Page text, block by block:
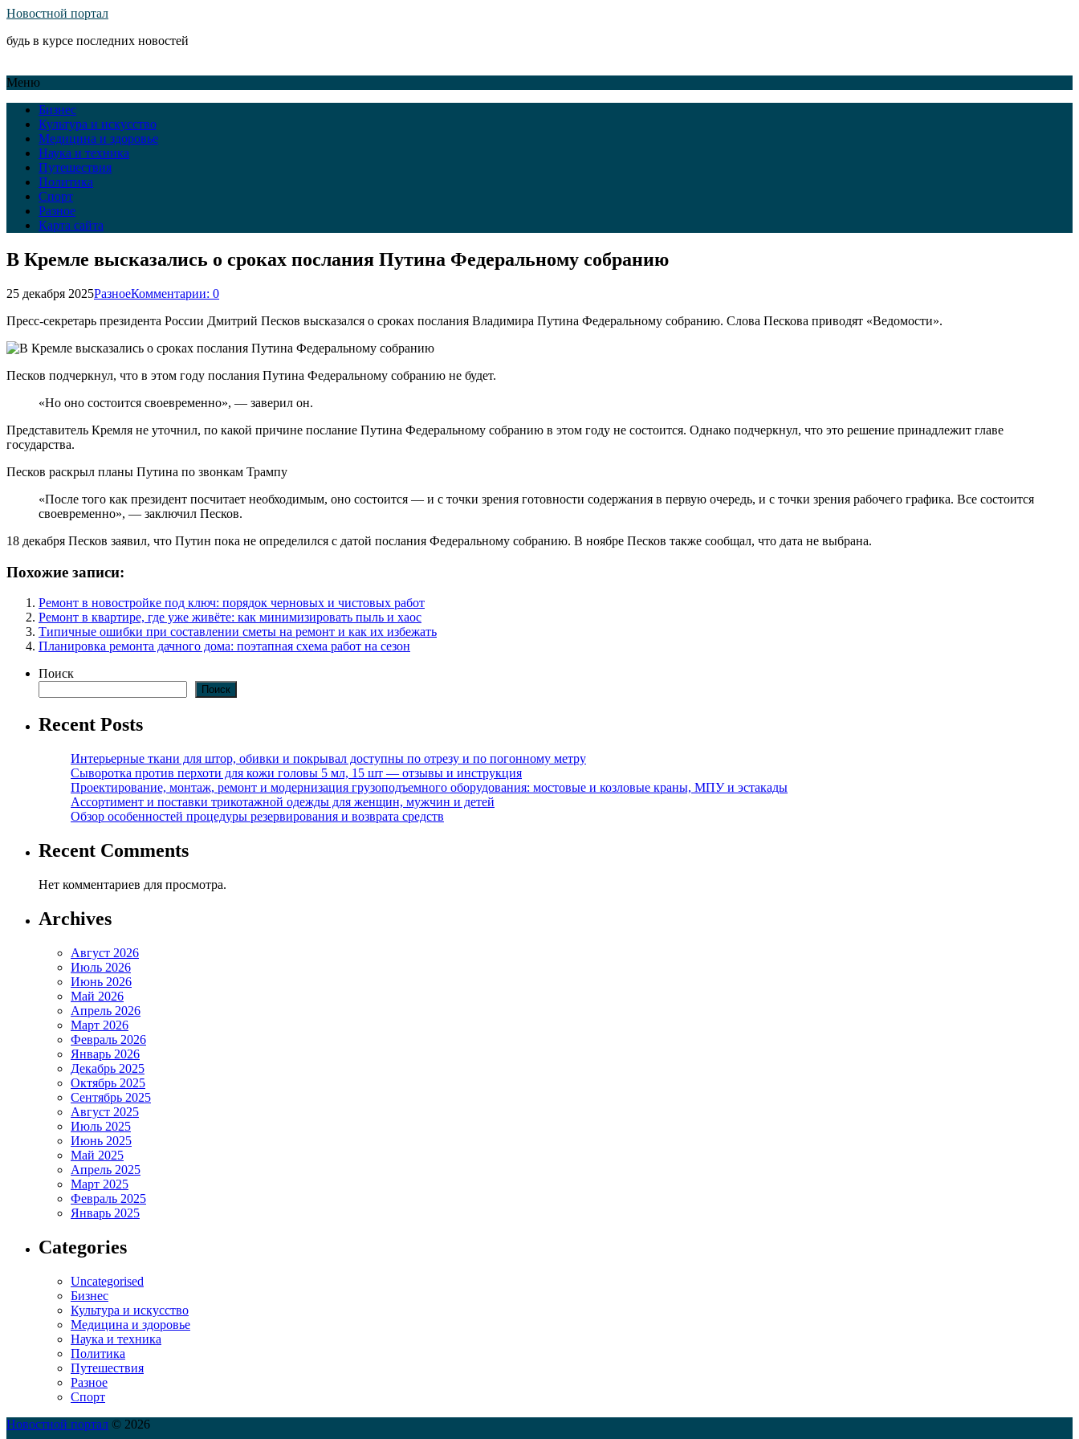
Новостной портал
будь в курсе последних новостей
Меню
Бизнес
Культура и искусство
Медицина и здоровье
Наука и техника
Путешествия
Политика
Спорт
Разное
Карта сайта
В Кремле высказались о сроках послания Путина Федеральному собранию
25 декабря 2025РазноеКомментарии: 0
Пресс-секретарь президента России Дмитрий Песков высказался о сроках послания Владимира Путина Федеральному собранию. Слова Пескова приводят «Ведомости».
Песков подчеркнул, что в этом году послания Путина Федеральному собранию не будет.
«Но оно состоится своевременно», — заверил он.
Представитель Кремля не уточнил, по какой причине послание Путина Федеральному собранию в этом году не состоится. Однако подчеркнул, что это решение принадлежит главе
государства.
Песков раскрыл планы Путина по звонкам Трампу
«После того как президент посчитает необходимым, оно состоится — и с точки зрения готовности содержания в первую очередь, и с точки зрения рабочего графика. Все состоится
своевременно», — заключил Песков.
18 декабря Песков заявил, что Путин пока не определился с датой послания Федеральному собранию. В ноябре Песков также сообщал, что дата не выбрана.
Похожие записи:
Ремонт в новостройке под ключ: порядок черновых и чистовых работ
Ремонт в квартире, где уже живёте: как минимизировать пыль и хаос
Типичные ошибки при составлении сметы на ремонт и как их избежать
Планировка ремонта дачного дома: поэтапная схема работ на сезон
Поиск
Поиск
Recent Posts
Интерьерные ткани для штор, обивки и покрывал доступны по отрезу и по погонному метру
Сыворотка против перхоти для кожи головы 5 мл, 15 шт — отзывы и инструкция
Проектирование, монтаж, ремонт и модернизация грузоподъемного оборудования: мостовые и козловые краны, МПУ и эстакады
Ассортимент и поставки трикотажной одежды для женщин, мужчин и детей
Обзор особенностей процедуры резервирования и возврата средств
Recent Comments
Нет комментариев для просмотра.
Archives
Август 2026
Июль 2026
Июнь 2026
Май 2026
Апрель 2026
Март 2026
Февраль 2026
Январь 2026
Декабрь 2025
Октябрь 2025
Сентябрь 2025
Август 2025
Июль 2025
Июнь 2025
Май 2025
Апрель 2025
Март 2025
Февраль 2025
Январь 2025
Categories
Uncategorised
Бизнес
Культура и искусство
Медицина и здоровье
Наука и техника
Политика
Путешествия
Разное
Спорт
Новостной портал © 2026